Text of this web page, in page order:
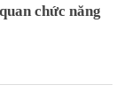
chức năng